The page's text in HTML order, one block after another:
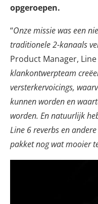
opgeroepen.
“Onze missie was een
traditionele 2-kanaals
Product Manager, Line
klankontwerpteam
versterkervoicings,
kunnen worden en
worden. En natuurlijk
Line 6 reverbs en
pakket nog wat mooier